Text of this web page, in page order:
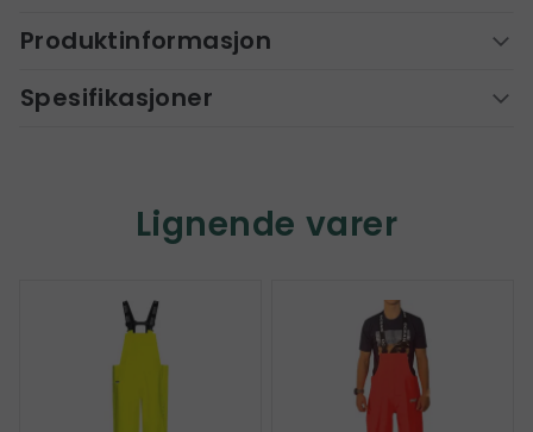
Produktinformasjon
Spesifikasjoner
Lignende varer